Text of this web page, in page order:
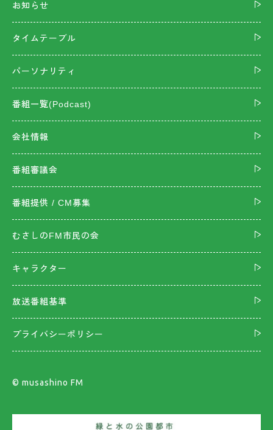
お知らせ
タイムテーブル
パーソナリティ
番組一覧(Podcast)
会社情報
番組審議会
番組提供 / CM募集
むさしのFM市民の会
キャラクター
放送番組基準
プライバシーポリシー
©︎ musashino FM